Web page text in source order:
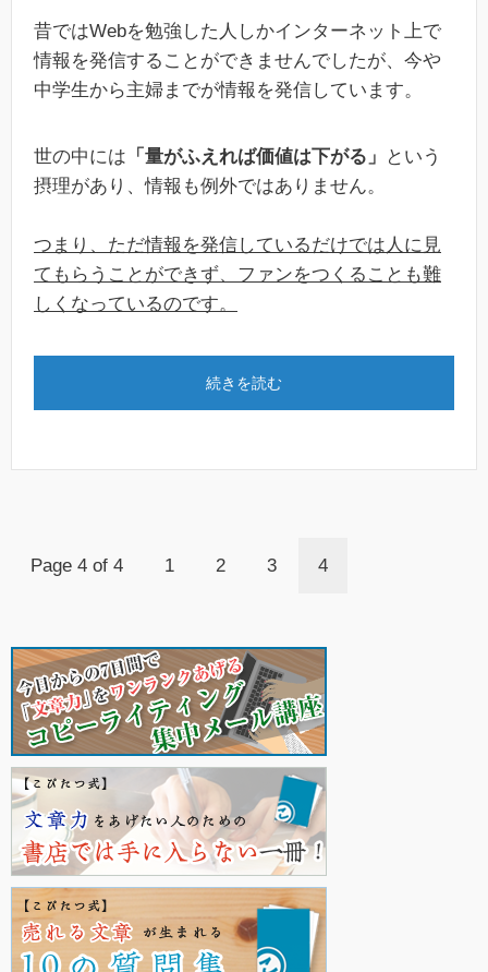
昔ではWebを勉強した人しかインターネット上で
情報を発信することができませんでしたが、今や
中学生から主婦までが情報を発信しています。
世の中には 「量がふえれば価値は下がる」
という
摂理があり、情報も例外ではありません。
つまり、ただ情報を発信しているだけでは人に見
てもらうことができず、ファンをつくることも難
しくなっているのです。
続きを読む
Page 4 of 4 1 2 3 4